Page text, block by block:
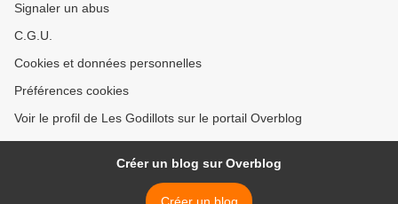
Signaler un abus
C.G.U.
Cookies et données personnelles
Préférences cookies
Voir le profil de Les Godillots sur le portail Overblog
Créer un blog sur Overblog